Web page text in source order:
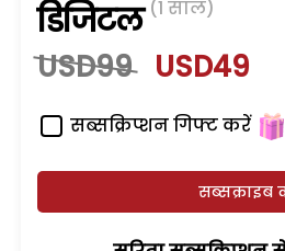
डिजिटल (1 साल)
USD99 USD49
सब्सक्रिप्शन गिफ्ट करें
सब्सक्राइब